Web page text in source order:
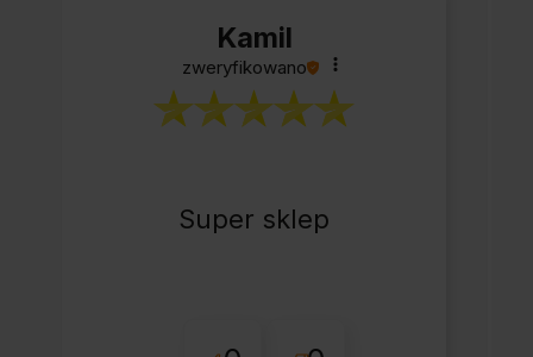
Kamil
zweryfikowano
Super sklep